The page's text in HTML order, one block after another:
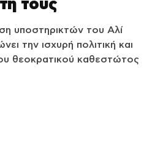
υποστηρικτών του Αλί
την ισχυρή πολιτική και
θεοκρατικού καθεστώτος